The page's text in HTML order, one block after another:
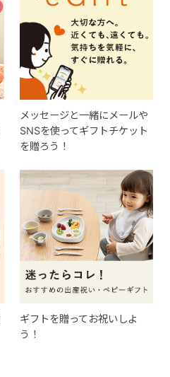
メッセージと一緒にメールや
SNSを使ってギフトチケット
を贈ろう！
ギフトを贈ってお祝いしよ
う！